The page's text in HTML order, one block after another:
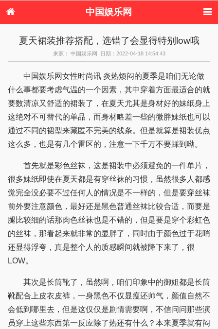
中国娱乐网
服饰
塑身 情感
健康
新娘 家庭
购物
约会
夏天裙装推荐搭配，选错了会显得特别low哦
来源： 中国娱乐网 日期：2022-04-18 14:54:43
中国娱乐网女性时尚讯 炎热烦闷的夏季是咱们无论做
什么事都要考虑气温的一个因素，其中穿着方面最适合的就
要数清凉又舒适的裙装了，在夏天尤其是身材好的妹纸身上
这绝对不可替代的单品，而身材略差一些的微胖妹纸也可以
通过不同的裙型来藏匿不完美的线条。但是就算是裙装优点
这么多，也是有几个雷区的，注意一下千万不要踩到呦。
首先就是彩色丝袜，这是裙装中必须避免的一件单片，
很多妹纸即使在夏天都是有穿丝袜的习惯，虽然很多人都感
觉完全没必要不过任何人的情况是不一样的，但是要穿丝袜
前外要注意颜色，最好还是黑色普通丝袜比较合适，而要是
腿比较细的话那肉色丝袜也是不错的，但是要是穿个彩虹色
的丝袜，那看起来就非常的显胖了，同时由于颜色过于花哨
还显得浮夸，真是整个人的质感瞬间就被降下来了，很
LOW。
其次是长筒靴了，虽然啊，咱们印象中的御姐都是长筒
靴配合上皮衣皮裤，一身黑色不仅显瘦还帅气，颜值自然不
会低到哪里去，但是这仅仅是剧情需要啊，不信问问那些演
员穿上这些东西第一反应除了热还有什么？本来夏季就有闷